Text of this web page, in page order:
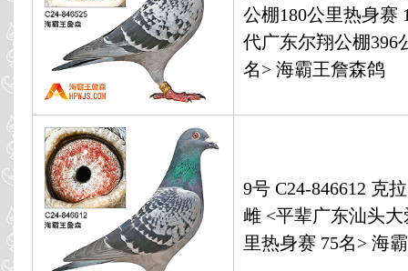
公棚180公里热身赛
代广东尔翔公棚396
名> 海霸王詹森鸽
9号 C24-846612 克
雌 <平辈广东汕头大
里热身赛 75名> 海